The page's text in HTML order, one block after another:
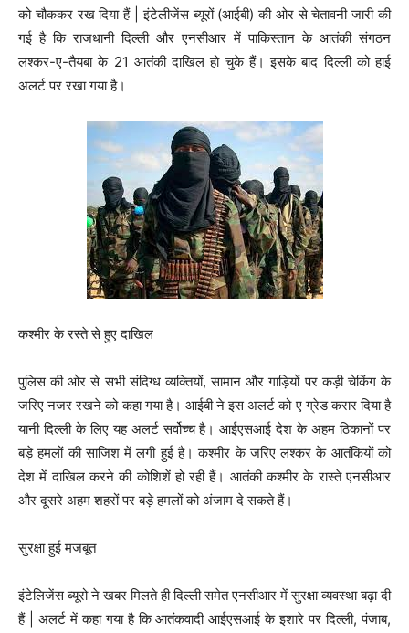
को चौककर रख दिया हैं | इंटेलीजेंस ब्‍यूरों (आईबी) की ओर से चेतावनी जारी की
गई है कि राजधानी दिल्‍ली और एनसीआर में पाकिस्‍तान के आतंकी संगठन
लश्‍कर-ए-तैयबा के 21 आतंकी दाखिल हो चुके हैं। इसके बाद दिल्‍ली को हाई
अलर्ट पर रखा गया है।
कश्मीर के रस्ते से हुए दाखिल
पुलिस की ओर से सभी संदिग्‍ध व्‍यक्तियों, सामान और गाड़‍ियों पर कड़ी चेकिंग के
जरिए नजर रखने को कहा गया है। आईबी ने इस अलर्ट को ए ग्रेड करार दिया है
यानी दिल्‍ली के लिए यह अलर्ट सर्वोच्‍च है। आईएसआई देश के अहम ठिकानों पर
बड़े हमलों की साजिश में लगी हुई है। कश्‍मीर के जरिए लश्‍कर के आतंकियों को
देश में दाखिल करने की कोशिशें हो रही हैं। आतंकी कश्‍मीर के रास्‍ते एनसीआर
और दूसरे अहम शहरों पर बड़े हमलों को अंजाम दे सकते हैं।
सुरक्षा हुई मजबूत
इंटेलिजेंस ब्यूरो ने खबर मिलते ही दिल्ली समेत एनसीआर में सुरक्षा व्यवस्था बढ़ा दी
हैं | अलर्ट में कहा गया है कि आतंकवादी आईएसआई के इशारे पर दिल्‍ली, पंजाब,